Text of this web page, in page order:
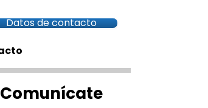
Datos de contacto
Comunícate